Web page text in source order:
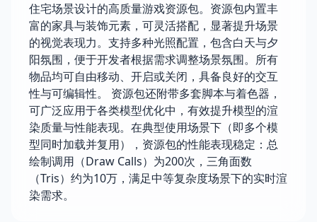
住宅场景设计的高质量游戏资源包。资源包内置丰
富的家具与装饰元素，可灵活搭配，显著提升场景
的视觉表现力。支持多种光照配置，包含白天与夕
阳氛围，便于开发者根据需求调整场景氛围。所有
物品均可自由移动、开启或关闭，具备良好的交互
性与可编辑性。 资源包还附带多套脚本与着色器，
可广泛应用于各类模型优化中，有效提升模型的渲
染质量与性能表现。在典型使用场景下（即多个模
型同时加载并复用），资源包的性能表现稳定：总
绘制调用（Draw Calls）为200次，三角面数
（Tris）约为10万，满足中等复杂度场景下的实时渲
染需求。